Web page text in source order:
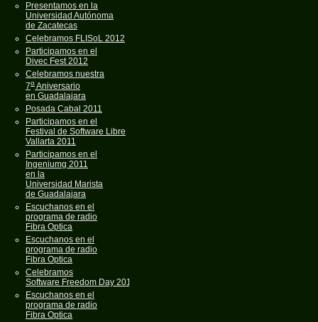
Presentamos en la
Universidad Autónoma
de Zacatecas
Celebramos FLISoL 2012
Participamos en el
Divec Fest 2012
Celebramos nuestra
7oAniversario
en Guadalajara
Posada Cabal 2011
Participamos en el
Festival de Software Libre
Vallarta 2011
Participamos en el
Ingeniumg 2011
en la
Universidad Marista
de Guadalajara
Escuchanos en el
programa de radio
Fibra Optica
Escuchanos en el
programa de radio
Fibra Optica
Celebramos
Software Freedom Day 2011
Escuchanos en el
programa de radio
Fibra Optica